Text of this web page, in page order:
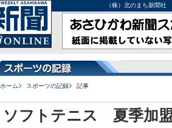
（株）北のまち新聞
ホーム スポーツの記録 記事
ソフトテニス 夏季加